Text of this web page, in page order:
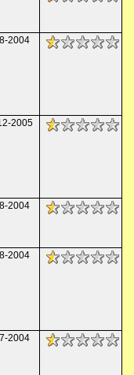
2004
2005
2004
2004
2004